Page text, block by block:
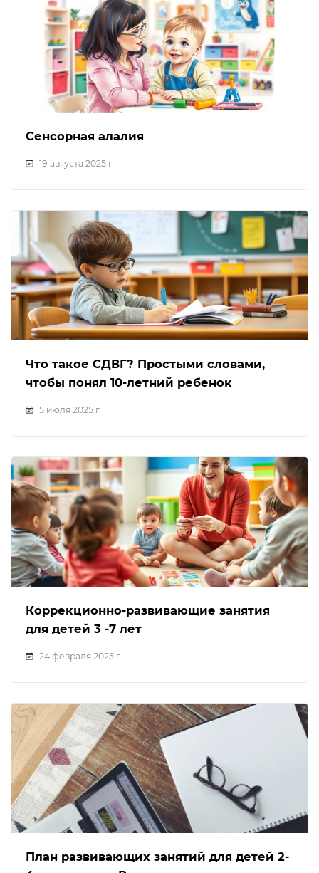
Сенсорная алалия
19 августа 2025 г.
Что такое СДВГ? Простыми словами,
чтобы понял 10-летний ребенок
5 июля 2025 г.
Коррекционно-развивающие занятия
для детей 3 -7 лет
24 февраля 2025 г.
План развивающих занятий для детей 2-